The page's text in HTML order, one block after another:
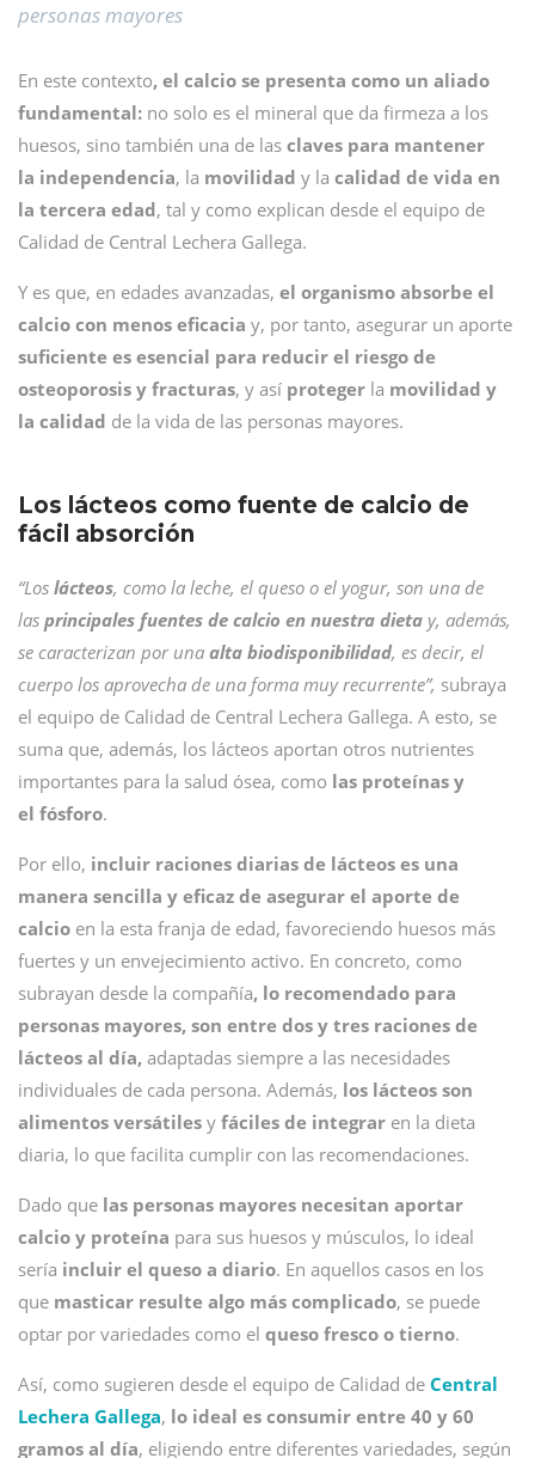
personas mayores
En este contexto, el calcio se presenta como un aliado
fundamental: no solo es el mineral que da firmeza a los
huesos, sino también una de las claves para mantener
la independencia, la movilidad y la calidad de vida en
la tercera edad, tal y como explican desde el equipo de
Calidad de Central Lechera Gallega.
Y es que, en edades avanzadas, el organismo absorbe el
calcio con menos eficacia y, por tanto, asegurar un aporte
suficiente es esencial para reducir el riesgo de
osteoporosis y fracturas, y así proteger la movilidad y
la calidad de la vida de las personas mayores.
Los lácteos como fuente de calcio de
fácil absorción
“Los lácteos, como la leche, el queso o el yogur, son una de
las principales fuentes de calcio en nuestra dieta y, además,
se caracterizan por una alta biodisponibilidad, es decir, el
cuerpo los aprovecha de una forma muy recurrente”, subraya
el equipo de Calidad de Central Lechera Gallega. A esto, se
suma que, además, los lácteos aportan otros nutrientes
importantes para la salud ósea, como las proteínas y
el fósforo.
Por ello, incluir raciones diarias de lácteos es una
manera sencilla y eficaz de asegurar el aporte de
calcio en la esta franja de edad, favoreciendo huesos más
fuertes y un envejecimiento activo. En concreto, como
subrayan desde la compañía, lo recomendado para
personas mayores, son entre dos y tres raciones de
lácteos al día, adaptadas siempre a las necesidades
individuales de cada persona. Además, los lácteos son
alimentos versátiles y fáciles de integrar en la dieta
diaria, lo que facilita cumplir con las recomendaciones.
Dado que las personas mayores necesitan aportar
calcio y proteína para sus huesos y músculos, lo ideal
sería incluir el queso a diario. En aquellos casos en los
que masticar resulte algo más complicado, se puede
optar por variedades como el queso fresco o tierno.
Así, como sugieren desde el equipo de Calidad de Central
Lechera Gallega, lo ideal es consumir entre 40 y 60
gramos al día, eligiendo entre diferentes variedades, según